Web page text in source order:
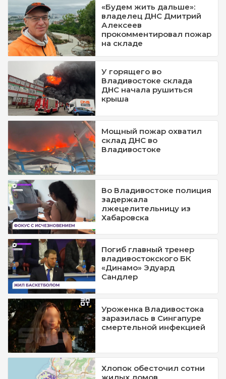
«Будем жить дальше»:
владелец ДНС Дмитрий
Алексеев
прокомментировал пожар
на складе
У горящего во
Владивостоке склада
ДНС начала рушиться
крыша
Мощный пожар охватил
склад ДНС во
Владивостоке
Во Владивостоке полиция
задержала
лжецелительницу из
Хабаровска
Погиб главный тренер
владивостокского БК
«Динамо» Эдуард
Сандлер
Уроженка Владивостока
заразилась в Сингапуре
смертельной инфекцией
Хлопок обесточил сотни